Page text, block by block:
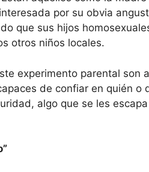
por su obvia
que sus hijos
otros niños locales.
experimento parental son
de confiar en quién o
algo que se les